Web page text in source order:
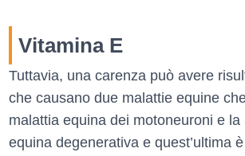
Vitamina E
Tuttavia, una carenza può avere
che causano due malattie equine
malattia equina dei motoneuroni e
equina degenerativa e quest’ultima